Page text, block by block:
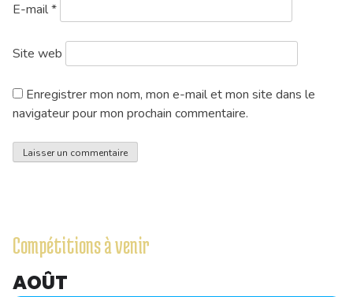
E-mail*
Site web
Enregistrer mon nom, mon e-mail et mon site dans le
navigateur pour mon prochain commentaire.
Compétitions à venir
AOÛT